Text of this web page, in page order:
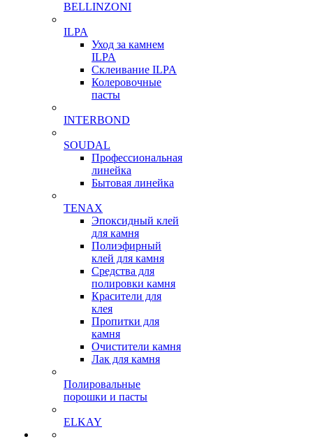
BELLINZONI
ILPA
Уход за камнем
ILPA
Склеивание ILPA
Колеровочные
пасты
INTERBOND
SOUDAL
Профессиональная
линейка
Бытовая линейка
TENAX
Эпоксидный клей
для камня
Полиэфирный
клей для камня
Средства для
полировки камня
Красители для
клея
Пропитки для
камня
Очистители камня
Лак для камня
Полировальные
порошки и пасты
ELKAY